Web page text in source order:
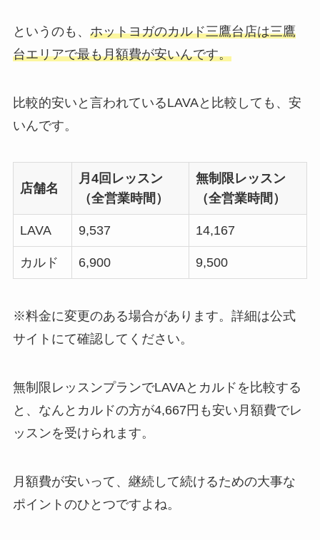
というのも、 ホットヨガのカルド三鷹台店は三鷹
台エリアで最も月額費が安いんです。
比較的安いと言われているLAVAと比較しても、安
いんです。
店舗名
月4回レッスン
（全営業時間）
無制限レッスン
（全営業時間）
LAVA 9,537 14,167
カルド 6,900 9,500
※料金に変更のある場合があります。詳細は公式
サイトにて確認してください。
無制限レッスンプランでLAVAとカルドを比較する
と、なんと カルドの方が4,667円も安い月額費でレ
ッスンを受けられます。
月額費が安いって、継続して続けるための大事な
ポイントのひとつですよね。